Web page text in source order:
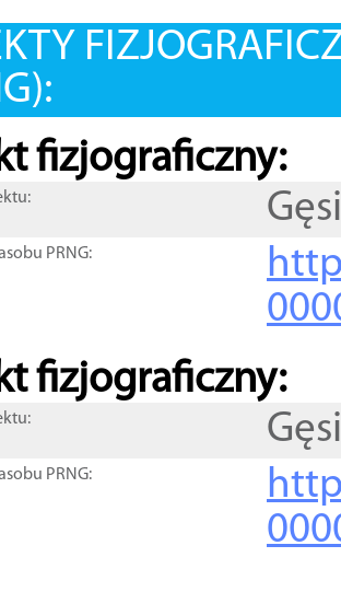
fizjograficzny:
PRNG:
fizjograficzny:
PRNG: